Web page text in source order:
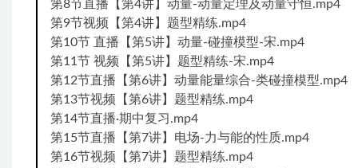
第8节直播【第4讲】动量-动量定理及动量守恒.mp4
第9节视频【第4讲】题型精练.mp4
第10节 直播【第5讲】动量-碰撞模型-宋.mp4
第11节 视频【第5讲】题型精练-宋.mp4
第12节直播【第6讲】动量能量综合-类碰撞模型.mp4
第13节视频【第6讲】题型精练.mp4
第14节直播·期中复习.mp4
第15节直播【第7讲】电场-力与能的性质.mp4
第16节视频【第7讲】题型精练.mp4